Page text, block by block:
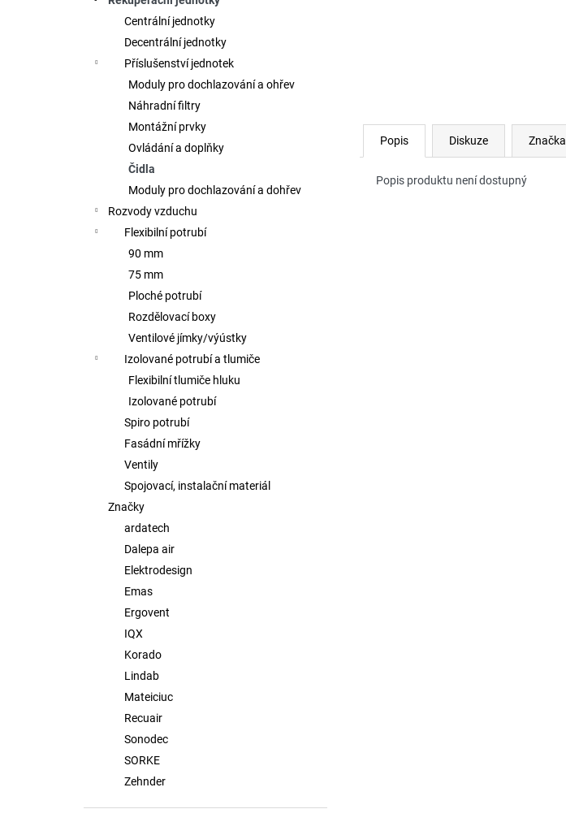
Centrální jednotky
Decentrální jednotky
Příslušenství jednotek
Moduly pro dochlazování a ohřev
Náhradní filtry
Montážní prvky
Ovládání a doplňky
Čidla
Moduly pro dochlazování a dohřev
Rozvody vzduchu
Flexibilní potrubí
90 mm
75 mm
Ploché potrubí
Rozdělovací boxy
Ventilové jímky/výústky
Izolované potrubí a tlumiče
Flexibilní tlumiče hluku
Izolované potrubí
Spiro potrubí
Fasádní mřížky
Ventily
Spojovací, instalační materiál
Značky
ardatech
Dalepa air
Elektrodesign
Emas
Ergovent
IQX
Korado
Lindab
Mateiciuc
Recuair
Sonodec
SORKE
Zehnder
Popis Diskuze Značka
Popis produktu není dostupný